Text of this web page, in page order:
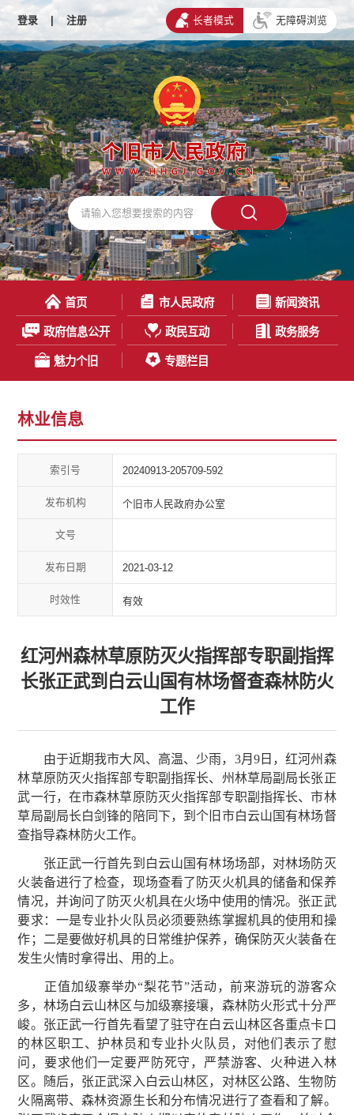
登录 | 注册 长者模式 无障碍浏览
首页 市人民政府 新闻资讯
政府信息公开 政民互动 政务服务
魅力个旧 专题栏目
林业信息
索引号 20240913-205709-592
发布机构 个旧市人民政府办公室
文号
发布日期 2021-03-12
时效性 有效
红河州森林草原防灭火指挥部专职副指挥
长张正武到白云山国有林场督查森林防火
工作
由于近期我市大风、高温、少雨，3月9日，红河州森
林草原防灭火指挥部专职副指挥长、州林草局副局长张正
武一行，在市森林草原防灭火指挥部专职副指挥长、市林
草局副局长白剑锋的陪同下，到个旧市白云山国有林场督
查指导森林防火工作。
张正武一行首先到白云山国有林场场部，对林场防灭
火装备进行了检查，现场查看了防灭火机具的储备和保养
情况，并询问了防灭火机具在火场中使用的情况。张正武
要求：一是专业扑火队员必须要熟练掌握机具的使用和操
作；二是要做好机具的日常维护保养，确保防灭火装备在
发生火情时拿得出、用的上。
正值加级寨举办“梨花节”活动，前来游玩的游客众
多，林场白云山林区与加级寨接壤，森林防火形式十分严
峻。张正武一行首先看望了驻守在白云山林区各重点卡口
的林区职工、护林员和专业扑火队员，对他们表示了慰
问，要求他们一定要严防死守，严禁游客、火种进入林
区。随后，张正武深入白云山林区，对林区公路、生物防
火隔离带、森林资源生长和分布情况进行了查看和了解。